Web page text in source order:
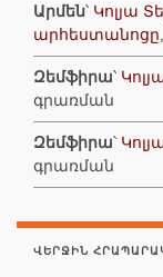
Արմեն՝ Կոլյա
Զեմֆիրա՝
գրառման
Զեմֆիրա՝
գրառման
ՎԵՐՋԻՆ